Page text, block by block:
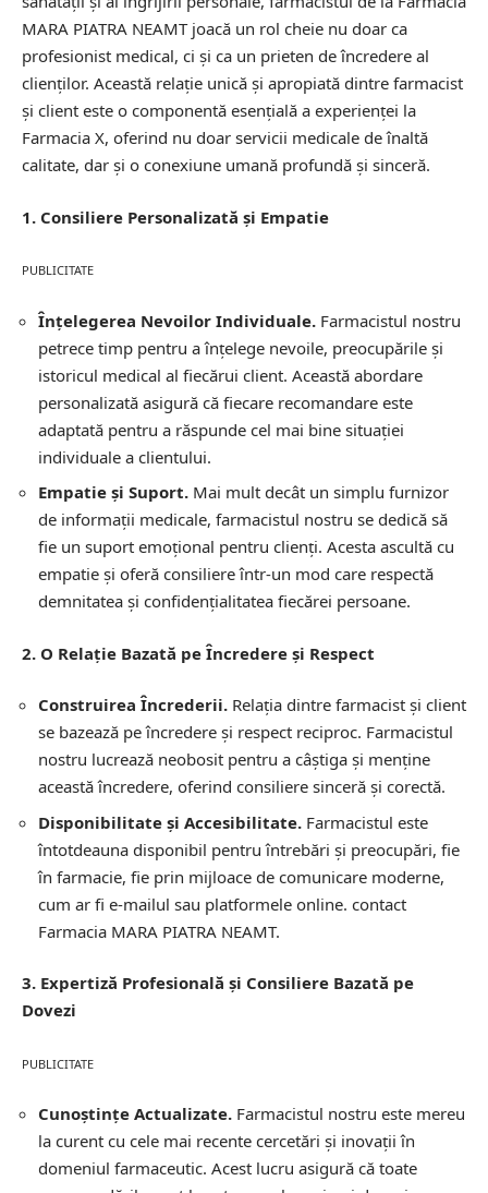
MARA PIATRA NEAMT joacă un rol cheie nu doar ca
profesionist medical, ci și ca un prieten de încredere al
clienților. Această relație unică și apropiată dintre farmacist
și client este o componentă esențială a experienței la
Farmacia X, oferind nu doar servicii medicale de înaltă
calitate, dar și o conexiune umană profundă și sinceră.
1. Consiliere Personalizată și Empatie
PUBLICITATE
Înțelegerea Nevoilor Individuale. Farmacistul nostru
petrece timp pentru a înțelege nevoile, preocupările și
istoricul medical al fiecărui client. Această abordare
personalizată asigură că fiecare recomandare este
adaptată pentru a răspunde cel mai bine situației
individuale a clientului.
Empatie și Suport. Mai mult decât un simplu furnizor
de informații medicale, farmacistul nostru se dedică să
fie un suport emoțional pentru clienți. Acesta ascultă cu
empatie și oferă consiliere într-un mod care respectă
demnitatea și confidențialitatea fiecărei persoane.
2. O Relație Bazată pe Încredere și Respect
Construirea Încrederii. Relația dintre farmacist și client
se bazează pe încredere și respect reciproc. Farmacistul
nostru lucrează neobosit pentru a câștiga și menține
această încredere, oferind consiliere sinceră și corectă.
Disponibilitate și Accesibilitate. Farmacistul este
întotdeauna disponibil pentru întrebări și preocupări, fie
în farmacie, fie prin mijloace de comunicare moderne,
cum ar fi e-mailul sau platformele online. contact
Farmacia MARA PIATRA NEAMT.
3. Expertiză Profesională și Consiliere Bazată pe
Dovezi
PUBLICITATE
Cunoștințe Actualizate. Farmacistul nostru este mereu
la curent cu cele mai recente cercetări și inovații în
domeniul farmaceutic. Acest lucru asigură că toate